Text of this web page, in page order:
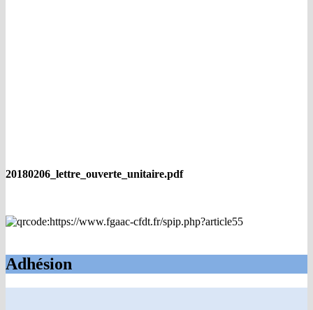
20180206_lettre_ouverte_unitaire.pdf
Adhésion